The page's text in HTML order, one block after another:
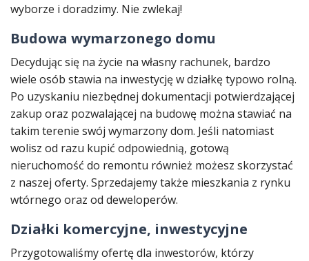
wyborze i doradzimy. Nie zwlekaj!
Budowa wymarzonego domu
Decydując się na życie na własny rachunek, bardzo
wiele osób stawia na inwestycję w działkę typowo rolną.
Po uzyskaniu niezbędnej dokumentacji potwierdzającej
zakup oraz pozwalającej na budowę można stawiać na
takim terenie swój wymarzony dom. Jeśli natomiast
wolisz od razu kupić odpowiednią, gotową
nieruchomość do remontu również możesz skorzystać
z naszej oferty. Sprzedajemy także mieszkania z rynku
wtórnego oraz od deweloperów.
Działki komercyjne, inwestycyjne
Przygotowaliśmy ofertę dla inwestorów, którzy